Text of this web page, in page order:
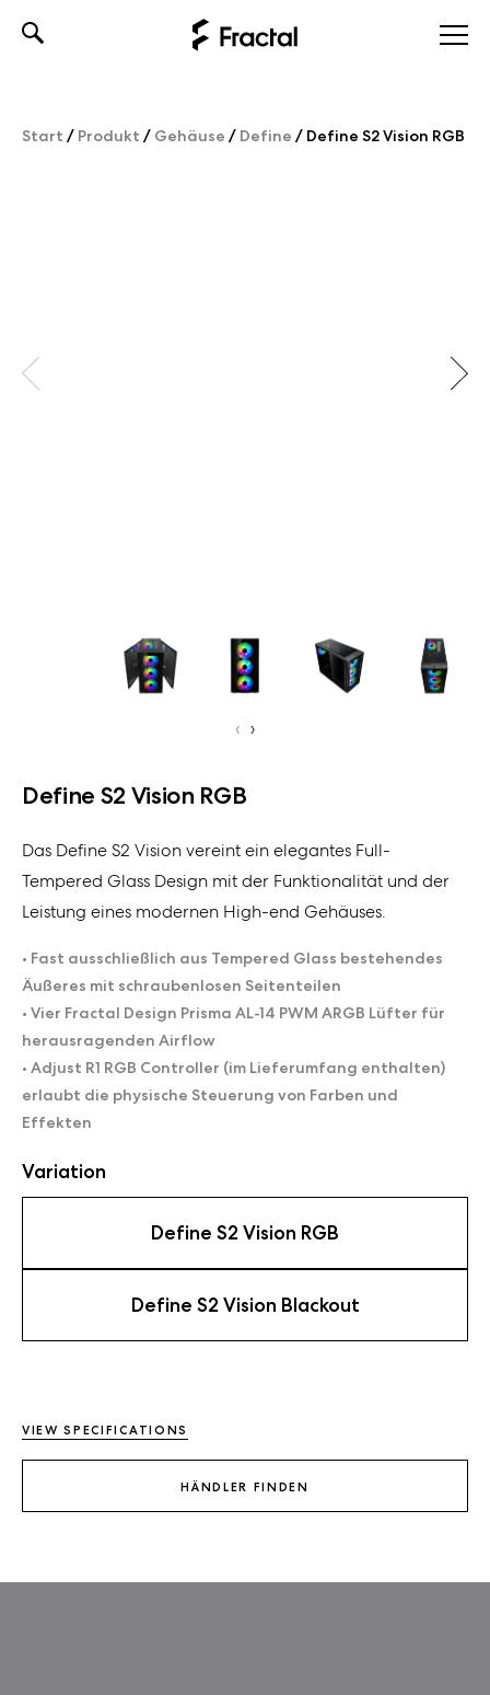
Start / Produkt / Gehäuse / Define / Define S2 Vision RGB
‹ ›
Define S2 Vision RGB
Das Define S2 Vision vereint ein elegantes Full-
Tempered Glass Design mit der Funktionalität und der
Leistung eines modernen High-end Gehäuses.
• Fast ausschließlich aus Tempered Glass bestehendes
Äußeres mit schraubenlosen Seitenteilen
• Vier Fractal Design Prisma AL-14 PWM ARGB Lüfter für
herausragenden Airflow
• Adjust R1 RGB Controller (im Lieferumfang enthalten)
erlaubt die physische Steuerung von Farben und
Effekten
Variation
Define S2 Vision RGB
Define S2 Vision Blackout
VIEW SPECIFICATIONS
HÄNDLER FINDEN